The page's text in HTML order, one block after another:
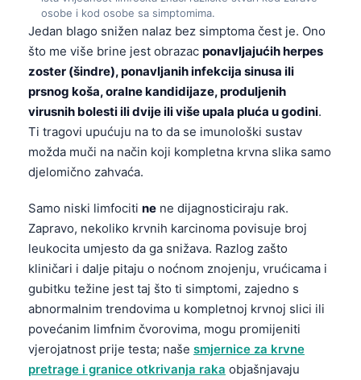
osobe i kod osobe sa simptomima.
Jedan blago snižen nalaz bez simptoma čest je. Ono
što me više brine jest obrazac ponavljajućih herpes
zoster (šindre), ponavljanih infekcija sinusa ili
prsnog koša, oralne kandidijaze, produljenih
virusnih bolesti ili dvije ili više upala pluća u godini.
Ti tragovi upućuju na to da se imunološki sustav
možda muči na način koji kompletna krvna slika samo
djelomično zahvaća.
Samo niski limfociti ne ne dijagnosticiraju rak.
Zapravo, nekoliko krvnih karcinoma povisuje broj
leukocita umjesto da ga snižava. Razlog zašto
kliničari i dalje pitaju o noćnom znojenju, vrućicama i
gubitku težine jest taj što ti simptomi, zajedno s
abnormalnim trendovima u kompletnoj krvnoj slici ili
povećanim limfnim čvorovima, mogu promijeniti
vjerojatnost prije testa; naše smjernice za krvne
pretrage i granice otkrivanja raka objašnjavaju
Shqip
বাংলা
मराठी
తెలుగు
ಕನ್ನಡ
മലയാളം
Bahasa Melayu
Tiếng Việt
ไทย
ဗမာစာ